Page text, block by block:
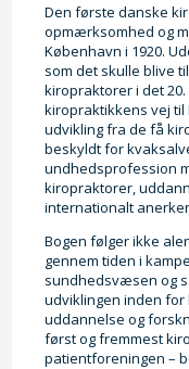
Den første danske
opmærksomhed og
København i 1920.
som det skulle blive
kiropraktorer i det
kiropraktikkens vej
udvikling fra de få
beskyldt for
undhedsprofession
kiropraktorer,
internationalt
Bogen følger ikke
gennem tiden i
sundhedsvæsen og
udviklingen inden for
uddannelse og
først og fremmest
patientforeningen –